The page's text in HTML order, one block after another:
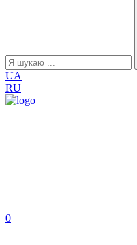
UA
RU
0